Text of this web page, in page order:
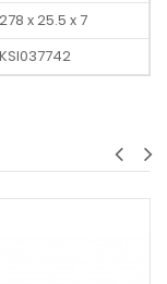
278 x 25.5 x 7
KSI037742